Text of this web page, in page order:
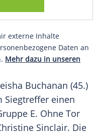
externe Inhalte
Daten an
Mehr dazu in unseren
Buchanan (45.)
Siegtreffer einen
E. Ohne Tor
Sinclair. Die